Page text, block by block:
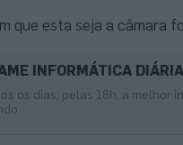
que esta seja a câmara
INFORMÁTICA DIÁRIA
os dias, pelas 18h, a melhor